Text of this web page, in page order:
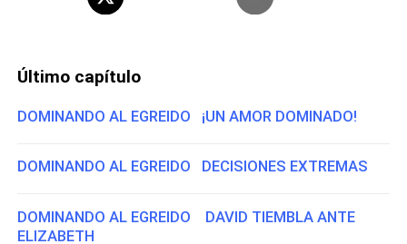
Último capítulo
DOMINANDO AL EGREIDO ¡UN AMOR DOMINADO!
DOMINANDO AL EGREIDO DECISIONES EXTREMAS
DOMINANDO AL EGREIDO DAVID TIEMBLA ANTE
ELIZABETH